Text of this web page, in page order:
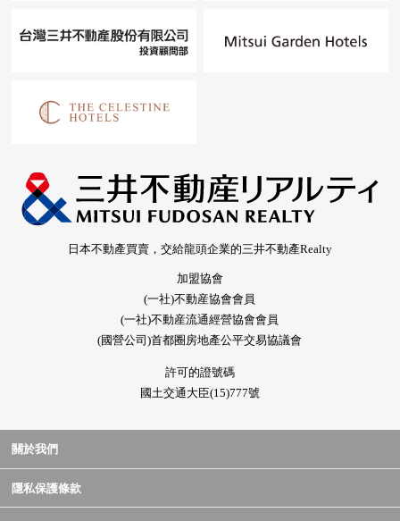
日本不動產買賣，交給龍頭企業的三井不動產Realty
加盟協會
(一社)不動産協會會員
(一社)不動産流通經營協會會員
(國營公司)首都圈房地產公平交易協議會
許可的證號碼
國土交通大臣(15)777號
關於我們
隱私保護條款